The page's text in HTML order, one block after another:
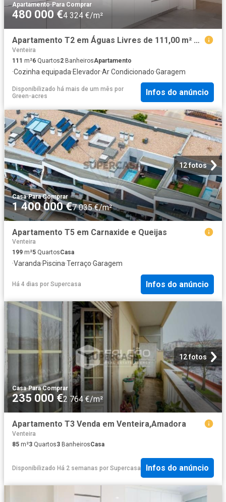
Apartamento· Para Comprar
480 000 €4 324 €/m²
Apartamento T2 em Águas Livres de 111,00 m² 111m² Carnaxide
Venteira
111 m²6 Quartos2 BanheirosApartamento
·Cozinha equipada·Elevador·Ar Condicionado·Garagem
Disponibilizado há mais de um mês por
Green-acres
Infos do anúncio
12 fotos
Casa·Para Comprar
1 400 000 €7 035 €/m²
Apartamento T5 em Carnaxide e Queijas
Venteira
199 m²5 QuartosCasa
·Varanda·Piscina·Terraço·Garagem
Há 4 dias por Supercasa Infos do anúncio
12 fotos
Casa·Para Comprar
235 000 €2 764 €/m²
Apartamento T3 Venda em Venteira,Amadora
Venteira
85 m²3 Quartos3 BanheirosCasa
Disponibilizado Há 2 semanas por Supercasa Infos do anúncio